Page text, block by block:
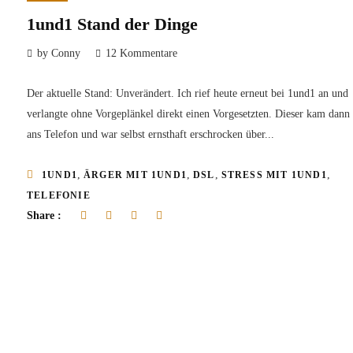
1und1 Stand der Dinge
by Conny 12 Kommentare
Der aktuelle Stand: Unverändert. Ich rief heute erneut bei 1und1 an und
verlangte ohne Vorgeplänkel direkt einen Vorgesetzten. Dieser kam dann
ans Telefon und war selbst ernsthaft erschrocken über...
1UND1 ÄRGER MIT 1UND1 DSL STRESS MIT 1UND1
TELEFONIE
Share :